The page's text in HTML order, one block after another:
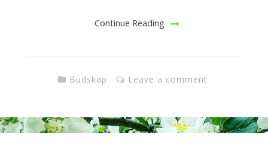
Continue Reading
Budskap Leave a comment